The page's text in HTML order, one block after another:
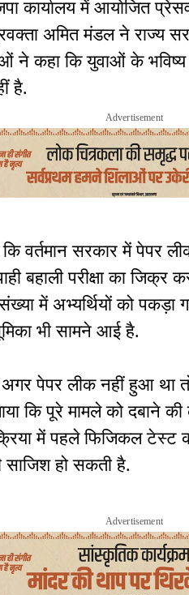
कार्यालय में आयोजित
अमित मंडल ने राज्य
ने कहा कि युवाओं के
है.
Advertisement
वर्तमान सरकार में पेपर
बहाली परीक्षा का जिक्र
में अभ्यर्थियों को
भी सामने आई है.
अगर पेपर लीक नहीं हुआ था
कि पूरे मामले को दबाने
में पहले फिजिकल टेस्ट
हो सकती है.
Advertisement